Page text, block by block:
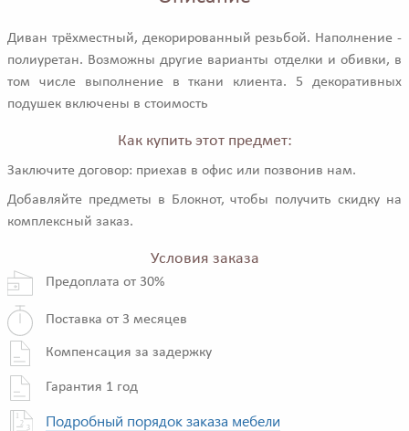
Диван трёхместный, декорированный резьбой. Наполнение -
полиуретан. Возможны другие варианты отделки и обивки, в
том числе выполнение в ткани клиента. 5 декоративных
подушек включены в стоимость
Как купить этот предмет:
Заключите договор: приехав в офис или позвонив нам.
Добавляйте предметы в Блокнот, чтобы получить скидку на
комплексный заказ.
Условия заказа
Предоплата от 30%
Поставка от 3 месяцев
Компенсация за задержку
Гарантия 1 год
Подробный порядок заказа мебели